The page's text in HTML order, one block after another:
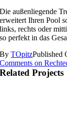
Die außenliegende
erweitert Ihren Pool
links, rechts oder
so perfekt in das
ByTOpitzPublished
Comments on
Related Projects